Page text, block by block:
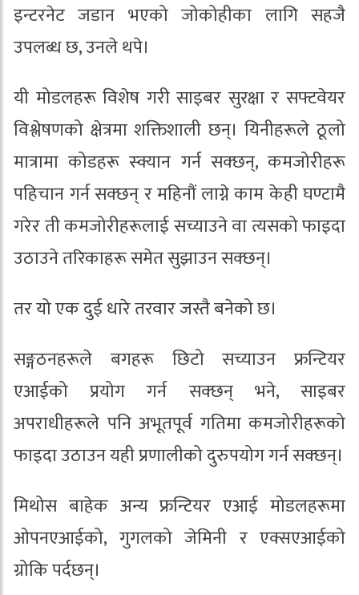
इन्टरनेट जडान भएको जोकोहीका लागि सहजै
उपलब्ध छ, उनले थपे।
यी मोडलहरू विशेष गरी साइबर सुरक्षा र सफ्टवेयर
विश्लेषणको क्षेत्रमा शक्तिशाली छन्। यिनीहरूले ठूलो
मात्रामा कोडहरू स्क्यान गर्न सक्छन्, कमजोरीहरू
पहिचान गर्न सक्छन् र महिनौं लाग्ने काम केही घण्टामै
गरेर ती कमजोरीहरूलाई सच्याउने वा त्यसको फाइदा
उठाउने तरिकाहरू समेत सुझाउन सक्छन्।
तर यो एक दुई धारे तरवार जस्तै बनेको छ।
सङ्गठनहरूले बगहरू छिटो सच्याउन फ्रन्टियर
एआईको प्रयोग गर्न सक्छन् भने, साइबर
अपराधीहरूले पनि अभूतपूर्व गतिमा कमजोरीहरूको
फाइदा उठाउन यही प्रणालीको दुरुपयोग गर्न सक्छन्।
मिथोस बाहेक अन्य फ्रन्टियर एआई मोडलहरूमा
ओपनएआईको, गुगलको जेमिनी र एक्सएआईको
ग्रोकि पर्दछन्।